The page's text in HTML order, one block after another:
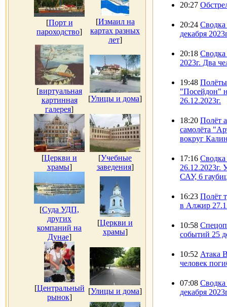
[Порт и
пароходство]
[Измаил на
картах разных
лет]
[виртуальная
картинная
галерея]
[Улицы и дома]
[Церкви и
храмы]
[Учебные
заведения]
[Суда УДП,
других
компаний на
Дунае]
[Церкви и
храмы]
[Центральный
рынок]
[Улицы и дома]
20:27
20:24 Сводка
декабря
20:18 Сводка
2023г. Два
19:48
"Посейдон"
26.12.2023г.
18:20 Полёт
самолёта
вокруг
17:16
САУ, 6
16:23 Полёт
в Алжир
10:58
событий 25
10:52 Атака
человек
07:08 Сводка
декабря